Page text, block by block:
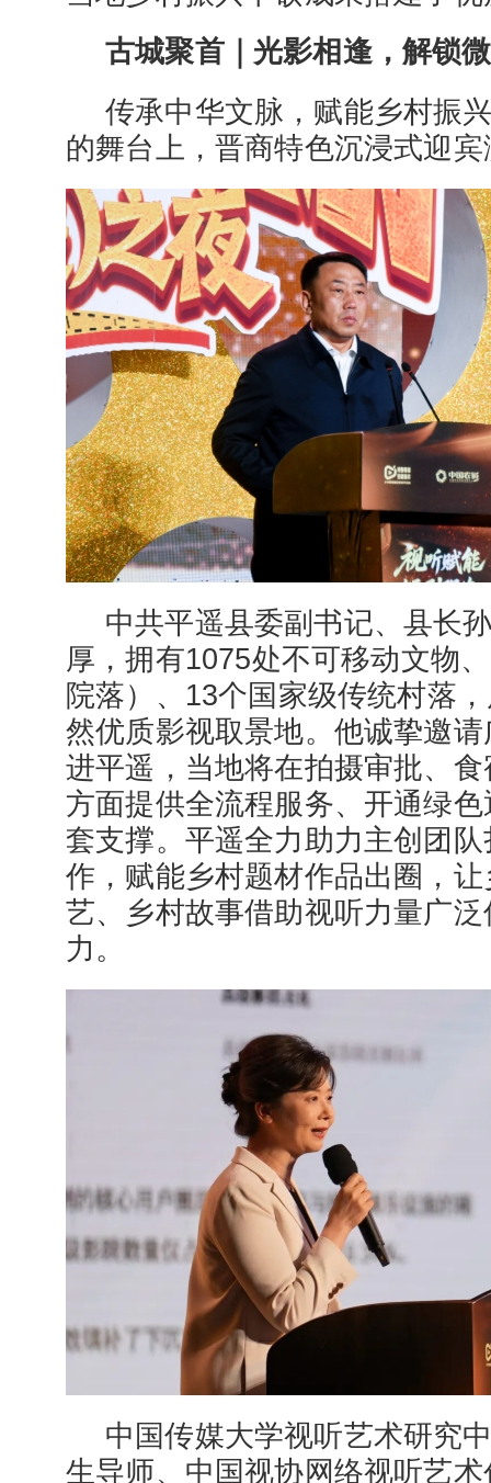
古城聚首｜光影相逢，解锁
传承中华文脉，赋能乡村振
的舞台上，晋商特色沉浸式迎
中共平遥县委副书记、县长
厚，拥有1075处不可移动文物
院落）、13个国家级传统村落
然优质影视取景地。他诚挚邀
进平遥，当地将在拍摄审批、
方面提供全流程服务、开通绿
套支撑。平遥全力助力主创团
作，赋能乡村题材作品出圈，
艺、乡村故事借助视听力量广
力。
中国传媒大学视听艺术研究
生导师、中国视协网络视听艺